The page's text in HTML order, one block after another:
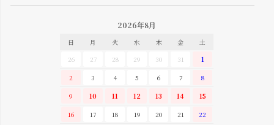
2026年8月
日 月 火 水 木 金
土
26
27 28 29 30 31
1
2
3 4 5 6 7
8
9
10 11 12 13 14
15
16
17 18 19 20 21
22